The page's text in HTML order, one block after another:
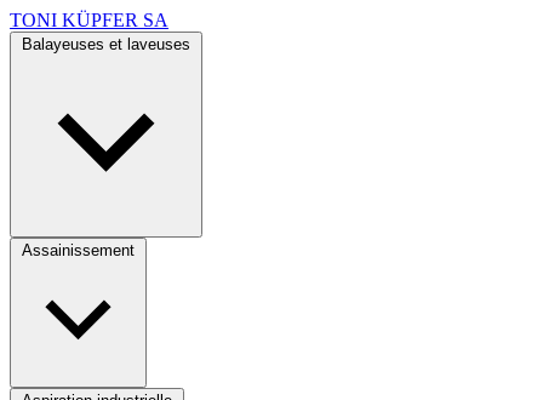
TONI KÜPFER SA